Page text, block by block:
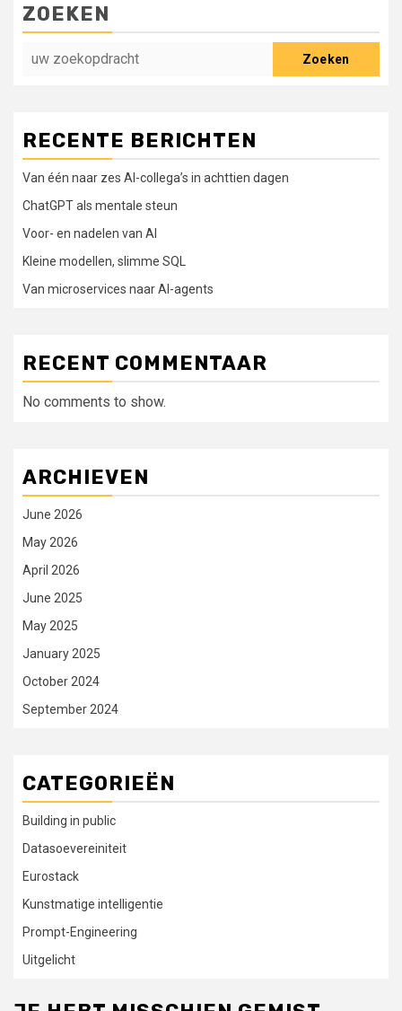
ZOEKEN
Zoeken
RECENTE BERICHTEN
Van één naar zes AI-collega’s in achttien dagen
ChatGPT als mentale steun
Voor- en nadelen van AI
Kleine modellen, slimme SQL
Van microservices naar AI-agents
RECENT COMMENTAAR
No comments to show.
ARCHIEVEN
June 2026
May 2026
April 2026
June 2025
May 2025
January 2025
October 2024
September 2024
CATEGORIEËN
Building in public
Datasoevereiniteit
Eurostack
Kunstmatige intelligentie
Prompt-Engineering
Uitgelicht